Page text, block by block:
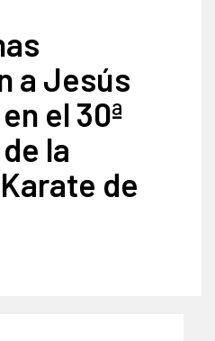
a Jesús
el 30ª
la
de